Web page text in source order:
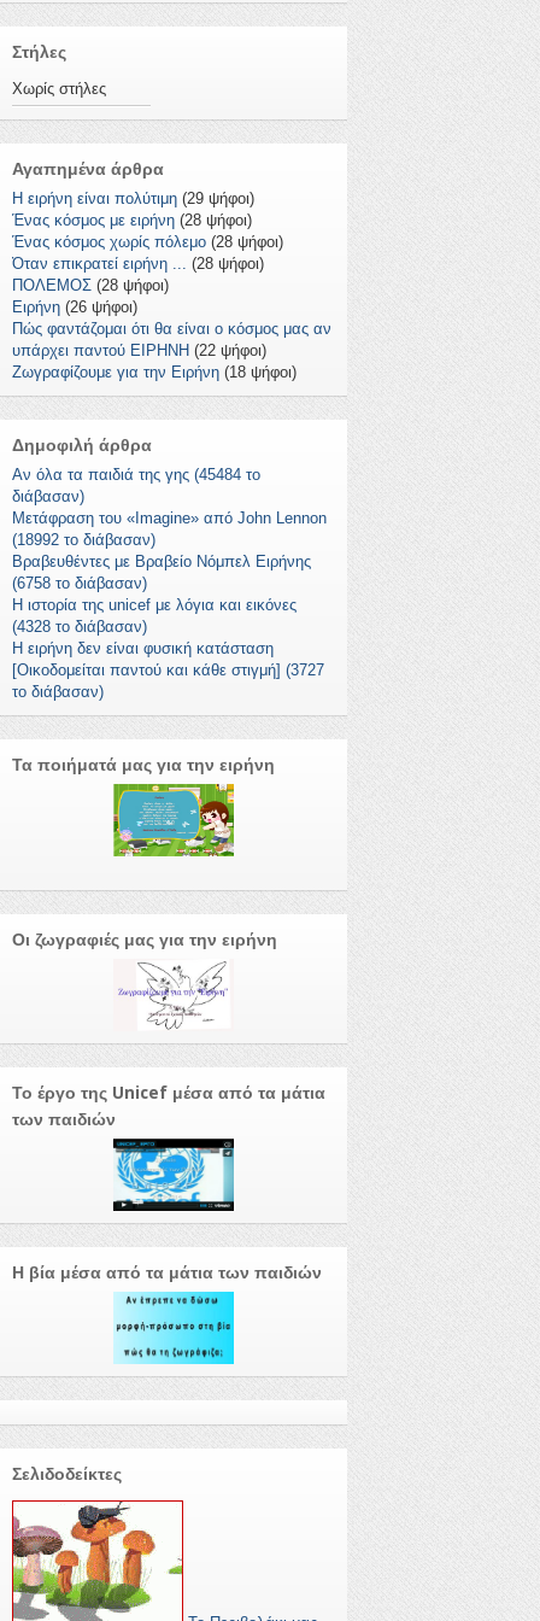
Στήλες
Χωρίς στήλες
Αγαπημένα άρθρα
Η ειρήνη είναι πολύτιμη (29 ψήφοι)
Ένας κόσμος με ειρήνη (28 ψήφοι)
Ένας κόσμος χωρίς πόλεμο (28 ψήφοι)
Όταν επικρατεί ειρήνη ... (28 ψήφοι)
ΠΟΛΕΜΟΣ (28 ψήφοι)
Ειρήνη (26 ψήφοι)
Πώς φαντάζομαι ότι θα είναι ο κόσμος μας αν
υπάρχει παντού ΕΙΡΗΝΗ (22 ψήφοι)
Ζωγραφίζουμε για την Ειρήνη (18 ψήφοι)
Δημοφιλή άρθρα
Αν όλα τα παιδιά της γης (45484 το
διάβασαν)
Μετάφραση του «Imagine» από John Lennon
(18992 το διάβασαν)
Βραβευθέντες με Βραβείο Νόμπελ Ειρήνης
(6758 το διάβασαν)
Η ιστορία της unicef με λόγια και εικόνες
(4328 το διάβασαν)
Η ειρήνη δεν είναι φυσική κατάσταση
[Οικοδομείται παντού και κάθε στιγμή] (3727
το διάβασαν)
Τα ποιήματά μας για την ειρήνη
Οι ζωγραφιές μας για την ειρήνη
Το έργο της Unicef μέσα από τα μάτια
των παιδιών
Η βία μέσα από τα μάτια των παιδιών
Σελιδοδείκτες